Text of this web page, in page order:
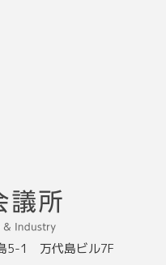
5-1 万代島ビル7F